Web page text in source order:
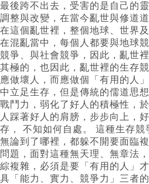
最後跨不出去，受害的是自己的
調整與改變，在當今亂世與修道
在這個亂世裡，整個地球、世界
在混亂當中，每個人都要與地球
競爭、與社會競爭，因此，亂世
其極的，也因此，亂世裡的生存
應做壞人，而應做個「有用的人
中立足生存，但是傳統的儒道思
戰鬥力，弱化了好人的積極性，
人踩著好人的肩膀，步步向上，
存， 不知如何自處。 這種生存競
無論到了哪裡，都躲不開要面臨
問題，面對這種無天理、無章法
綜複雜，必須是要「有用的人」
具「能力、實力、競爭力」三者